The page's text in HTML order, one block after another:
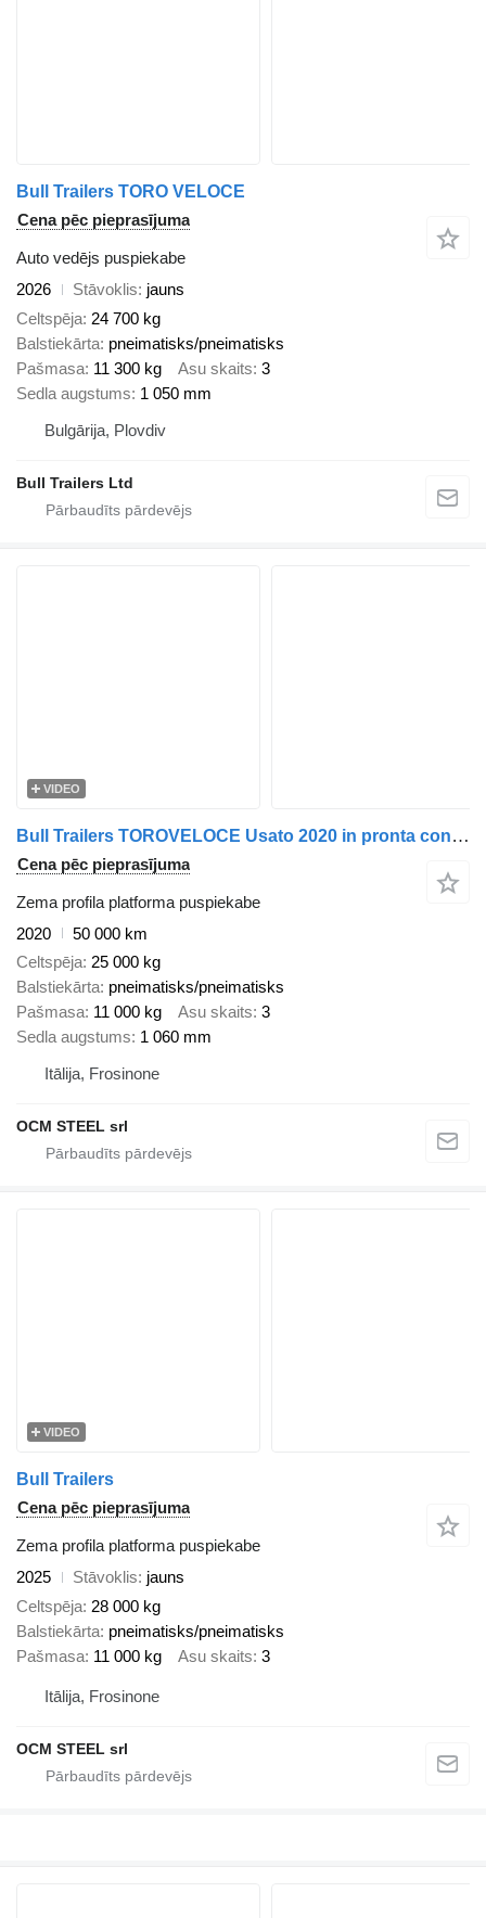
Bull Trailers TORO VELOCE
Cena pēc pieprasījuma
Auto vedējs puspiekabe
2026
Stāvoklis jauns
Celtspēja 24 700 kg
Balstiekārta pneimatisks/pneimatisks
Pašmasa 11 300 kg Asu skaits 3
Sedla augstums 1 050 mm
Bulgārija, Plovdiv
Bull Trailers Ltd
VIDEO
Bull Trailers TOROVELOCE Usato 2020 in pronta consegna a FR
Cena pēc pieprasījuma
Zema profila platforma puspiekabe
2020
50 000 km
Celtspēja 25 000 kg
Balstiekārta pneimatisks/pneimatisks
Pašmasa 11 000 kg Asu skaits 3
Sedla augstums 1 060 mm
Itālija, Frosinone
OCM STEEL srl
VIDEO
Bull Trailers
Cena pēc pieprasījuma
Zema profila platforma puspiekabe
2025
Stāvoklis jauns
Celtspēja 28 000 kg
Balstiekārta pneimatisks/pneimatisks
Pašmasa 11 000 kg Asu skaits 3
Itālija, Frosinone
OCM STEEL srl